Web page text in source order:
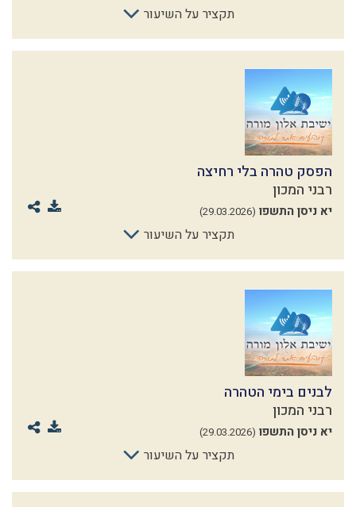
תקציר על השיעור
הפסק טהרה בלי רחיצה
רבני המכון
יא ניסן התשפו (29.03.2026)
תקציר על השיעור
לבנים בימי הטהרה
רבני המכון
יא ניסן התשפו (29.03.2026)
תקציר על השיעור